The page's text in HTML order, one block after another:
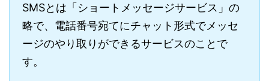
SMSとは「ショートメッセージサービス」の
略で、電話番号宛てにチャット形式でメッセ
ージのやり取りができるサービスのことで
す。